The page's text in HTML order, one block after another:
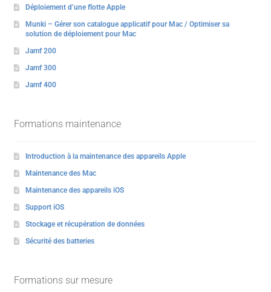
Déploiement d’une flotte Apple
Munki – Gérer son catalogue applicatif pour Mac / Optimiser sa
solution de déploiement pour Mac
Jamf 200
Jamf 300
Jamf 400
Formations maintenance
Introduction à la maintenance des appareils Apple
Maintenance des Mac
Maintenance des appareils iOS
Support iOS
Stockage et récupération de données
Sécurité des batteries
Formations sur mesure